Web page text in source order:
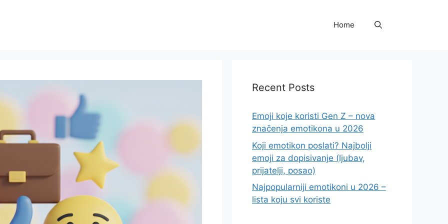
Home
Recent Posts
Emoji koje koristi Gen Z – nova
značenja emotikona u 2026
Koji emotikon poslati? Najbolji
emoji za dopisivanje (ljubav,
prijatelji, posao)
Najpopularniji emotikoni u 2026 –
lista koju svi koriste